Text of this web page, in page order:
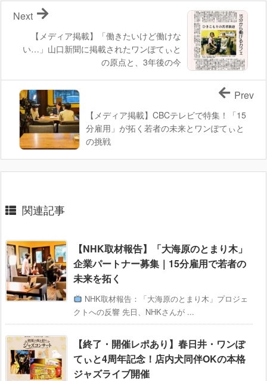
【メディア掲載】「働きたいけど働けな
い…」山口新聞に掲載されたワンぽてぃと
の原点と、3年後の今
Next
【メディア掲載】CBCテレビで特集！「15
分雇用」が拓く若者の未来とワンぽてぃと
の挑戦
Prev
関連記事
【NHK取材報告】「大海原のとまり木」
企業パートナー募集｜15分雇用で若者の
未来を拓く
NHK取材報告：「大海原のとまり木」プロジェ
クトへの反響 先日、NHKさんが ...
【終了・開催レポあり】春日井・ワンぽ
てぃと4周年記念！店内犬同伴OKの本格
ジャズライブ開催